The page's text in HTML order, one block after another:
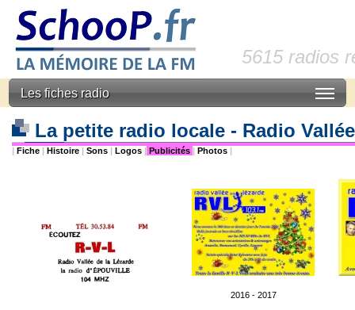
5615 radios
Les fiches radio
La petite radio locale - Radio
| Fiche | Histoire | Sons | Logos | Publicités | Photos |
2016 - 2017